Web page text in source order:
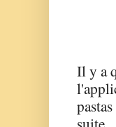
Il y a